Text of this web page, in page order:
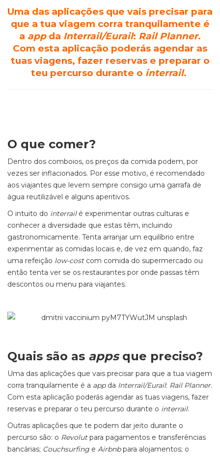
Uma das aplicações que vais precisar para
que a tua viagem corra tranquilamente é
a appda Interrail/Eurail: Rail Planner.
Com esta aplicação poderás agendar as
tuas viagens, fazer reservas e preparar o
teu percurso durante o interrail.
O que comer?
Dentro dos comboios, os preços da comida podem, por
vezes ser inflacionados. Por esse motivo, é recomendado
aos viajantes que levem sempre consigo uma garrafa de
água reutilizável e alguns aperitivos.
O intuito do interrail é experimentar outras culturas e
conhecer a diversidade que estas têm, incluindo
gastronomicamente. Tenta arranjar um equilíbrio entre
experimentar as comidas locais e, de vez em quando, faz
uma refeição low-costcom comida do supermercado ou
então tenta ver se os restaurantes por onde passas têm
descontos ou menu para viajantes.
Quais são as apps que preciso?
Uma das aplicações que vais precisar para que a tua viagem
corra tranquilamente é a appda Interrail/Eurail: Rail Planner.
Com esta aplicação poderás agendar as tuas viagens, fazer
reservas e preparar o teu percurso durante o interrail.
Outras aplicações que te podem dar jeito durante o
percurso são: o Revolutpara pagamentos e transferências
bancárias; Couchsurfing e Airbnbpara alojamentos; o